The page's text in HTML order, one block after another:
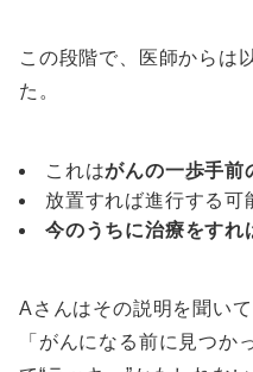
この段階で、医師からは
た。
これはがんの一歩手前
放置すれば進行する可
今のうちに治療をすれ
Aさんはその説明を聞い
「がんになる前に見つか